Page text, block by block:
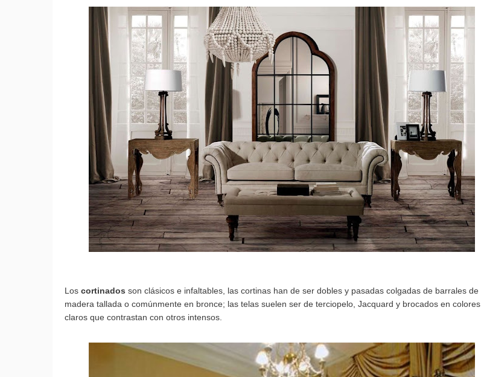
Los cortinados son clásicos e infaltables, las cortinas han de ser dobles y pasadas colgadas de barrales de
madera tallada o comúnmente en bronce; las telas suelen ser de terciopelo, Jacquard y brocados en colores
claros que contrastan con otros intensos.